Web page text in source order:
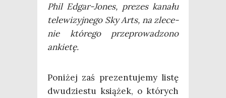
Phil Edgar-Jones, pre­zes kana­łu
tele­wi­zyj­ne­go Sky Arts, na zle­ce­
nie któ­re­go prze­pro­wa­dzo­no
ankietę.
Poni­żej zaś pre­zen­tu­je­my listę
dwu­dzie­stu ksią­żek, o któ­rych